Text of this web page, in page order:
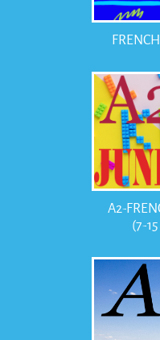
A2-
(7-